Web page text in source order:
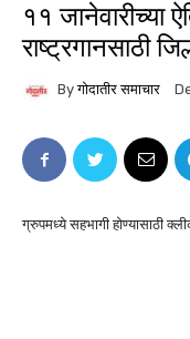
११ जानेवारीच्या
राष्ट्रगानसाठी
By गोदातीर समाचार
ग्रुपमध्ये सहभागी होण्यासाठी